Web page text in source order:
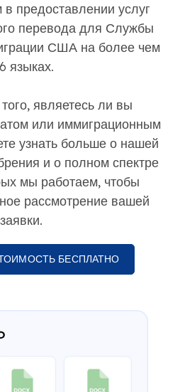
предоставлении услуг
перевода для Службы
США на более чем
языках.
являетесь ли вы
или иммиграционным
узнать больше о нашей
и о полном спектре
мы работаем, чтобы
рассмотрение вашей
заявки.
БЕСПЛАТНО